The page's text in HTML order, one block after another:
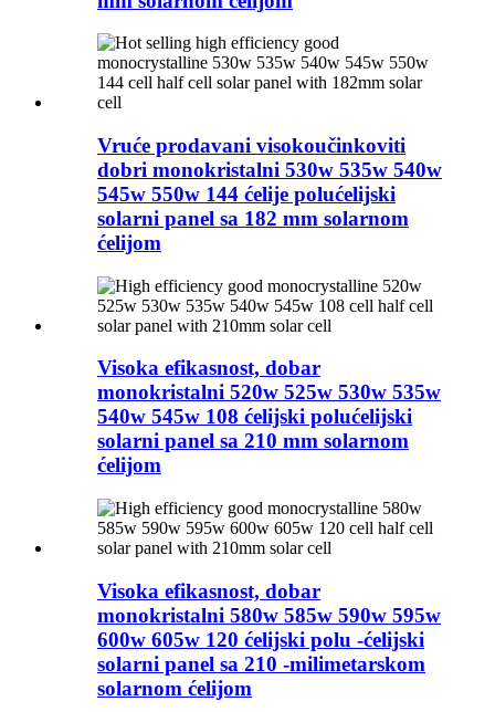
Vruće prodavani visokoučinkoviti
dobri monokristalni 530w 535w 540w
545w 550w 144 ćelije polućelijski
solarni panel sa 182 mm solarnom
ćelijom
Visoka efikasnost, dobar
monokristalni 520w 525w 530w 535w
540w 545w 108 ćelijski polućelijski
solarni panel sa 210 mm solarnom
ćelijom
Visoka efikasnost, dobar
monokristalni 580w 585w 590w 595w
600w 605w 120 ćelijski polu -ćelijski
solarni panel sa 210 -milimetarskom
solarnom ćelijom